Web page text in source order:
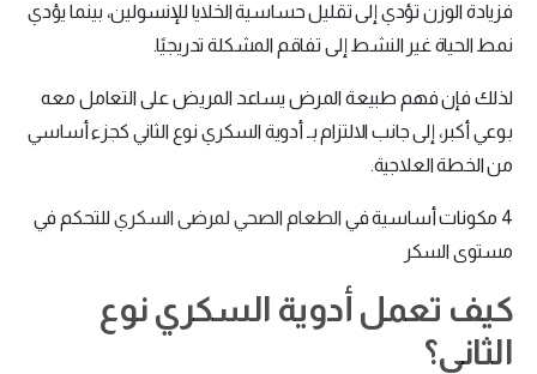
فزيادة الوزن تؤدي إلى تقليل حساسية الخلايا للإنسولين، بينما يؤدي
نمط الحياة غير النشط إلى تفاقم المشكلة تدريجيًا.
لذلك فإن فهم طبيعة المرض يساعد المريض على التعامل معه
بوعي أكبر، إلى جانب الالتزام بـ أدوية السكري نوع الثاني كجزء أساسي
من الخطة العلاجية.
4 مكونات أساسية في الطعام الصحي لمرضى السكريللتحكم في
مستوى السكر
كيف تعمل أدوية السكري نوع
الثاني؟